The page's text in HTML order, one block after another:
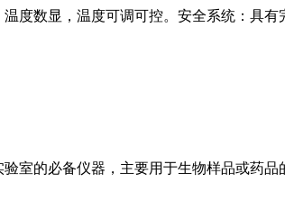
度数显，温度可调可控。安全系统：具
室的必备仪器，主要用于生物样品或药